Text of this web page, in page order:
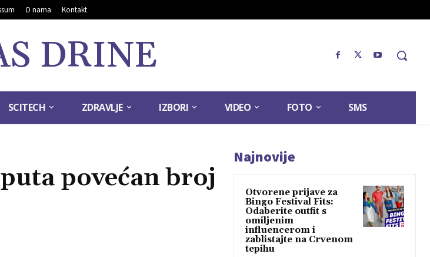
O nama Kontakt
DRINE
SCITECH ZDRAVLJE IZBORI VIDEO FOTO SMS
povećan broj
Najnovije
Otvorene prijave za
Bingo Festival Fits:
Odaberite outfit s
omiljenim
influencerom i
zablistajte na Crvenom
tepihu